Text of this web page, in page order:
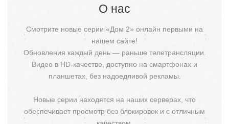
О нас
Смотрите новые серии «Дом 2» онлайн первыми на
нашем сайте!
Обновления каждый день — раньше телетрансляции.
Видео в HD-качестве, доступно на смартфонах и
планшетах, без надоедливой рекламы.
Новые серии находятся на наших серверах, что
обеспечивает просмотр без блокировок и с отличным